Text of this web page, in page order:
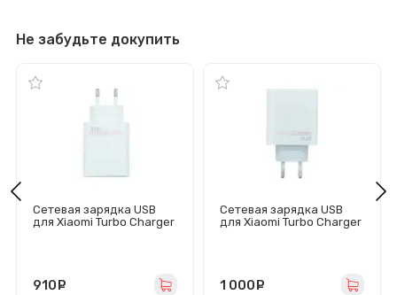
Не забудьте докупить
Сетевая зарядка USB
для Xiaomi Turbo Charger
910
Сетевая зарядка USB
для Xiaomi Turbo Charger
1 000